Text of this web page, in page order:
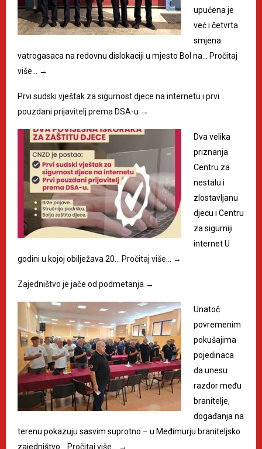
upućena je
već i četvrta
smjena
vatrogasaca na redovnu dislokaciji u mjesto Bol na…
Pročitaj
više…
→
Prvi sudski vještak za sigurnost djece na internetu i prvi
pouzdani prijavitelj prema DSA-u →
Dva velika
priznanja
Centru za
nestalu i
zlostavljanu
djecu i Centru
za sigurniji
internet U
godini u kojoj obilježava 20…
Pročitaj više… →
Zajedništvo je jače od podmetanja →
Unatoč
povremenim
pokušajima
pojedinaca
da unesu
razdor među
branitelje,
događanja na
terenu pokazuju sasvim suprotno – u Međimurju braniteljsko
zajedništvo…
Pročitaj više… →